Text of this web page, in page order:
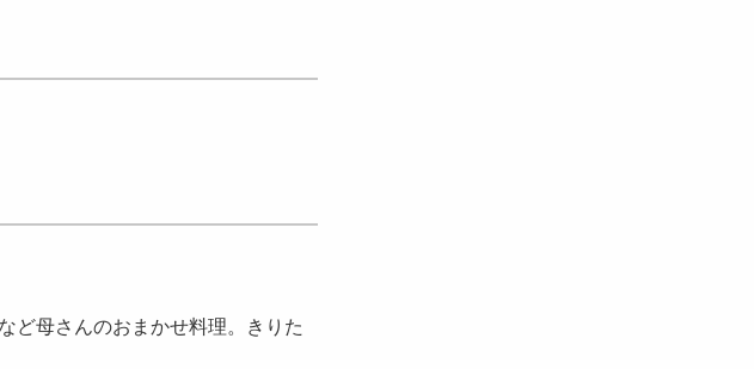
ど母さんのおまかせ料理。きりた